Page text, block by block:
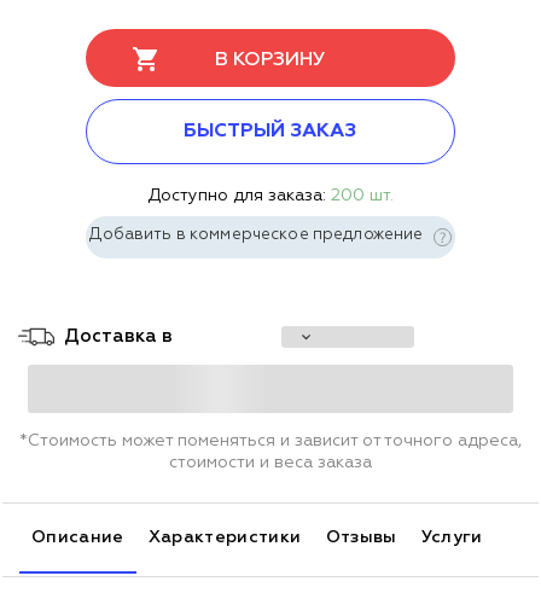
В КОРЗИНУ
БЫСТРЫЙ ЗАКАЗ
Доступно для заказа: 200 шт.
Добавить в коммерческое предложение
Доставка в
*Стоимость может поменяться и зависит от точного адреса,
стоимости и веса заказа
Описание Характеристики Отзывы Услуги